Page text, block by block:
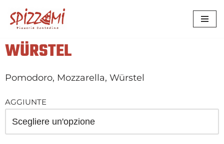
VAI
AL
CONTENUTO
WÜRSTEL
Pomodoro, Mozzarella, Würstel
AGGIUNTE